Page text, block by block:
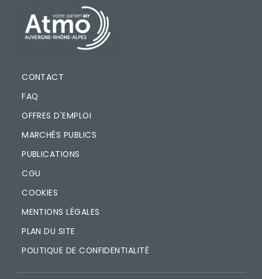
PIED DE PAGE
CONTACT
FAQ
OFFRES D'EMPLOI
MARCHÉS PUBLICS
PUBLICATIONS
CGU
COOKIES
MENTIONS LÉGALES
PLAN DU SITE
POLITIQUE DE CONFIDENTIALITÉ